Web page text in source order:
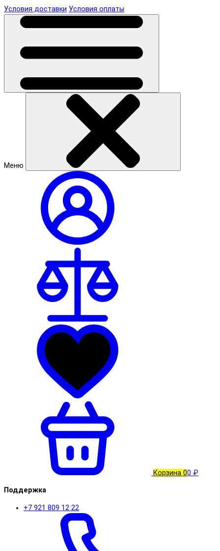
Условия доставки Условия оплаты
Меню
Корзина 00 ₽
Поддержка
+7 921 809 12 22